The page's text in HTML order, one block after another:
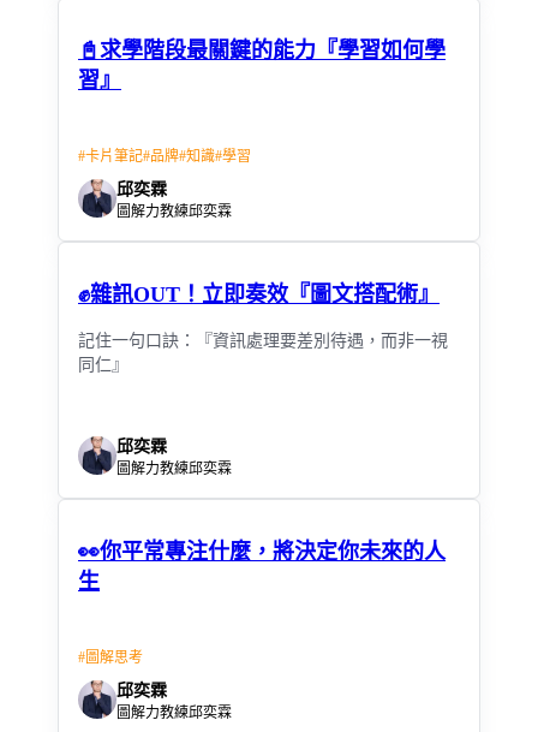
📓求學階段最關鍵的能力『學習如何學
習』
#卡片筆記#品牌#知識#學習
邱奕霖
圖解力教練邱奕霖
✊雜訊OUT！立即奏效『圖文搭配術』
記住一句口訣：『資訊處理要差別待遇，而非一視
同仁』
邱奕霖
圖解力教練邱奕霖
👀你平常專注什麼，將決定你未來的人
生
#圖解思考
邱奕霖
圖解力教練邱奕霖